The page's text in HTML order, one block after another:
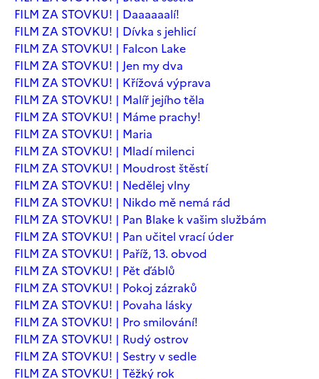
FILM ZA STOVKU! | Daaaaaalí!
FILM ZA STOVKU! | Dívka s jehlicí
FILM ZA STOVKU! | Falcon Lake
FILM ZA STOVKU! | Jen my dva
FILM ZA STOVKU! | Křížová výprava
FILM ZA STOVKU! | Malíř jejího těla
FILM ZA STOVKU! | Máme prachy!
FILM ZA STOVKU! | Maria
FILM ZA STOVKU! | Mladí milenci
FILM ZA STOVKU! | Moudrost štěstí
FILM ZA STOVKU! | Nedělej vlny
FILM ZA STOVKU! | Nikdo mě nemá rád
FILM ZA STOVKU! | Pan Blake k vašim službám
FILM ZA STOVKU! | Pan učitel vrací úder
FILM ZA STOVKU! | Paříž, 13. obvod
FILM ZA STOVKU! | Pět ďáblů
FILM ZA STOVKU! | Pokoj zázraků
FILM ZA STOVKU! | Povaha lásky
FILM ZA STOVKU! | Pro smilování!
FILM ZA STOVKU! | Rudý ostrov
FILM ZA STOVKU! | Sestry v sedle
FILM ZA STOVKU! | Těžký rok